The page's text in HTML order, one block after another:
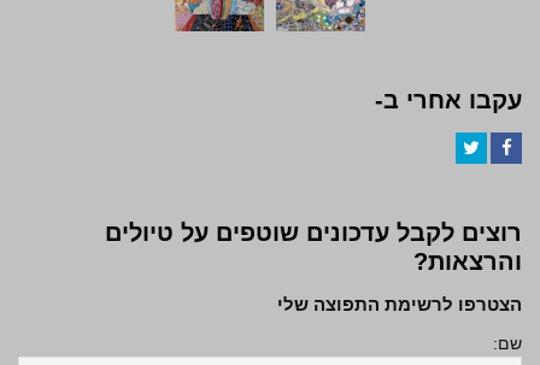
עקבו אחרי ב-
רוצים לקבל עדכונים שוטפים על טיולים
והרצאות?
הצטרפו לרשימת התפוצה שלי
שם: